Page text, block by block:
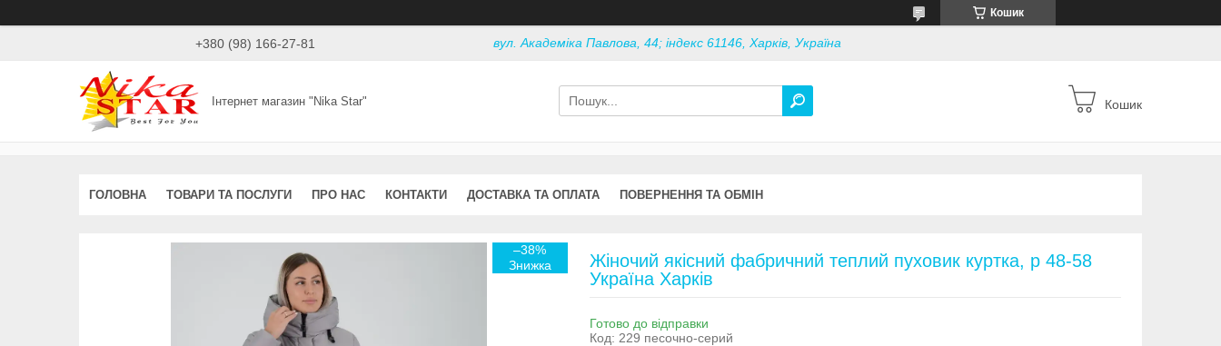
Кошик
+380 (98) 166-27-81 вул. Академіка Павлова, 44; індекс 61146, Харків, Україна
Інтернет магазин "Nika Star" Кошик
ГОЛОВНА ТОВАРИ ТА ПОСЛУГИ ПРО НАС КОНТАКТИ ДОСТАВКА ТА ОПЛАТА ПОВЕРНЕННЯ ТА ОБМІН
–38%
Жіночий якісний фабричний теплий пуховик куртка, р 48-58
Україна Харків
Готово до відправки
Код: 229 песочно-серий